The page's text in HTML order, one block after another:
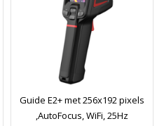
Guide E2+ met 256x192 pixels
,AutoFocus, WiFi, 25Hz